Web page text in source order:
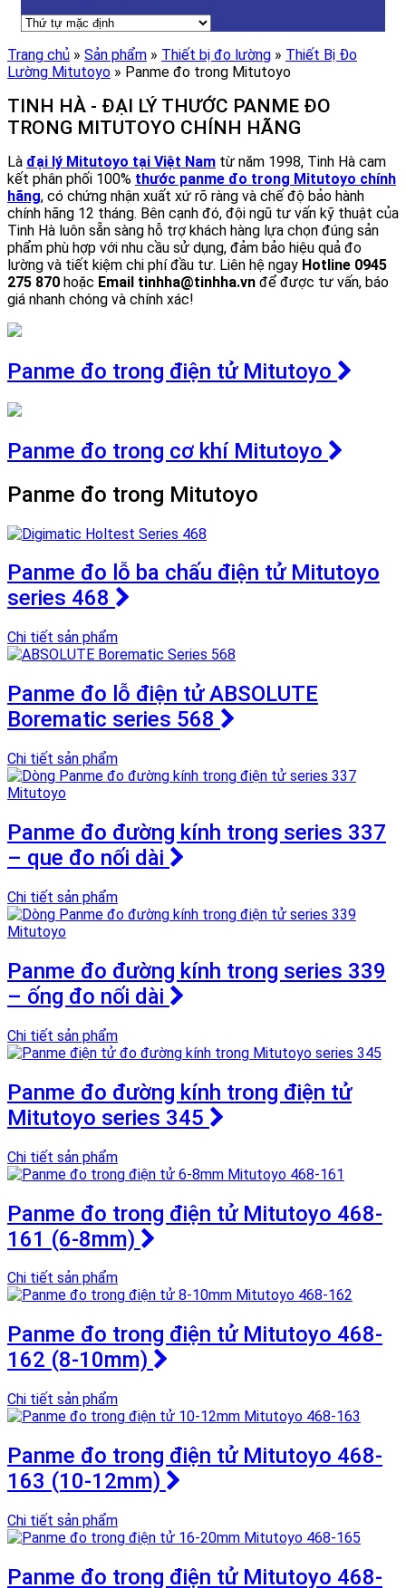
Trang chủ » Sản phẩm » Thiết bị đo lường » Thiết Bị Đo
Lường Mitutoyo » Panme đo trong Mitutoyo
TINH HÀ - ĐẠI LÝ THƯỚC PANME ĐO
TRONG MITUTOYO CHÍNH HÃNG
Là đại lý Mitutoyo tại Việt Nam từ năm 1998, Tinh Hà cam
kết phân phối 100% thước panme đo trong Mitutoyo chính
hãng, có chứng nhận xuất xứ rõ ràng và chế độ bảo hành
chính hãng 12 tháng. Bên cạnh đó, đội ngũ tư vấn kỹ thuật của
Tinh Hà luôn sẵn sàng hỗ trợ khách hàng lựa chọn đúng sản
phẩm phù hợp với nhu cầu sử dụng, đảm bảo hiệu quả đo
lường và tiết kiệm chi phí đầu tư. Liên hệ ngay Hotline 0945
275 870 hoặc Email tinhha@tinhha.vn để được tư vấn, báo
giá nhanh chóng và chính xác!
Panme đo trong điện tử Mitutoyo
Panme đo trong cơ khí Mitutoyo
Panme đo trong Mitutoyo
Panme đo lỗ ba chấu điện tử Mitutoyo
series 468
Chi tiết sản phẩm
Panme đo lỗ điện tử ABSOLUTE
Borematic series 568
Chi tiết sản phẩm
Panme đo đường kính trong series 337
– que đo nối dài
Chi tiết sản phẩm
Panme đo đường kính trong series 339
– ống đo nối dài
Chi tiết sản phẩm
Panme đo đường kính trong điện tử
Mitutoyo series 345
Chi tiết sản phẩm
Panme đo trong điện tử Mitutoyo 468-
161 (6-8mm)
Chi tiết sản phẩm
Panme đo trong điện tử Mitutoyo 468-
162 (8-10mm)
Chi tiết sản phẩm
Panme đo trong điện tử Mitutoyo 468-
163 (10-12mm)
Chi tiết sản phẩm
Panme đo trong điện tử Mitutoyo 468-